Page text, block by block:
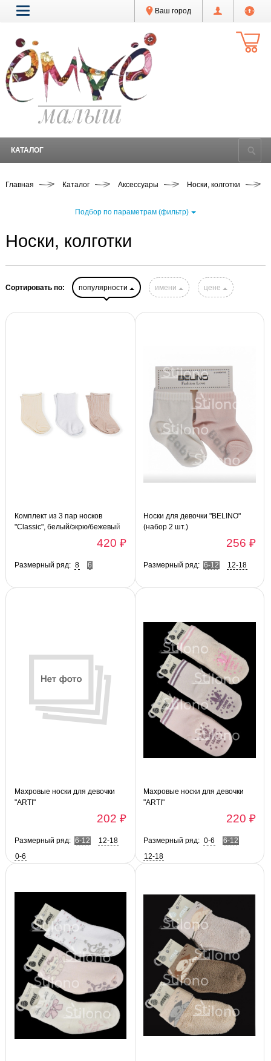
Ваш город
КАТАЛОГ
Главная Каталог Аксессуары Носки, колготки
Подбор по параметрам (фильтр)
Носки, колготки
Сортировать по: популярности имени цене
Комплект из 3 пар носков
"Classic", белый/экрю/бежевый
420 ₽
Размерный ряд: 8 6
Носки для девочки "BELINO"
(набор 2 шт.)
256 ₽
Размерный ряд: 6-12 12-18
Махровые носки для девочки
"ARTI"
202 ₽
Размерный ряд: 6-12
12-18
0-6
Махровые носки для девочки
"ARTI"
220 ₽
Размерный ряд: 0-6
6-12
12-18